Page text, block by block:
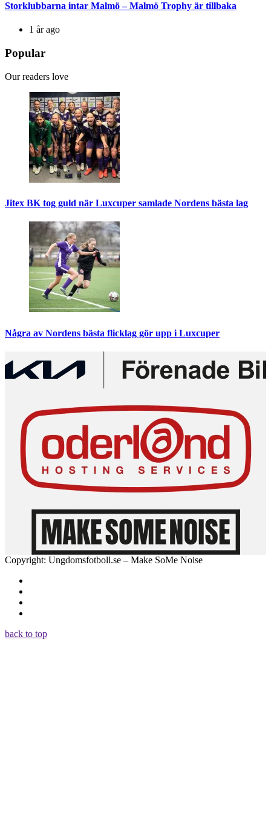
Storklubbarna intar Malmö – Malmö Trophy är tillbaka
1 år ago
Popular
Our readers love
Jitex BK tog guld när Luxcuper samlade Nordens bästa lag
Några av Nordens bästa flicklag gör upp i Luxcuper
Copyright: Ungdomsfotboll.se – Make SoMe Noise
back to top